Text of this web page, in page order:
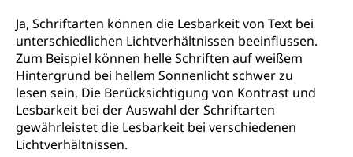
Ja, Schriftarten können die Lesbarkeit von Text bei
unterschiedlichen Lichtverhältnissen beeinflussen.
Zum Beispiel können helle Schriften auf weißem
Hintergrund bei hellem Sonnenlicht schwer zu
lesen sein. Die Berücksichtigung von Kontrast und
Lesbarkeit bei der Auswahl der Schriftarten
gewährleistet die Lesbarkeit bei verschiedenen
Lichtverhältnissen.